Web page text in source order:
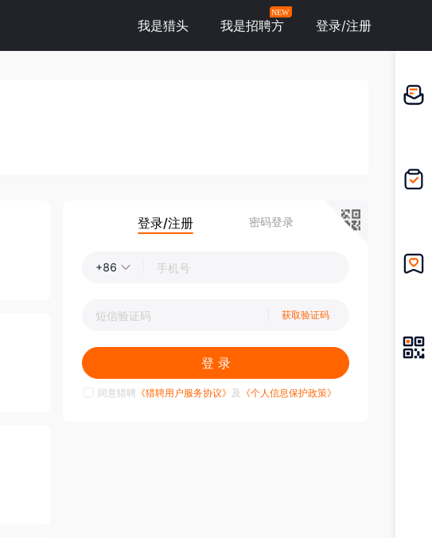
我是猎头 我是招聘方
NEW
登录/注册
登录/注册 密码登录
+86
获取验证码
登 录
同意猎聘 《猎聘用户服务协议》 及 《个人信息保护政策》